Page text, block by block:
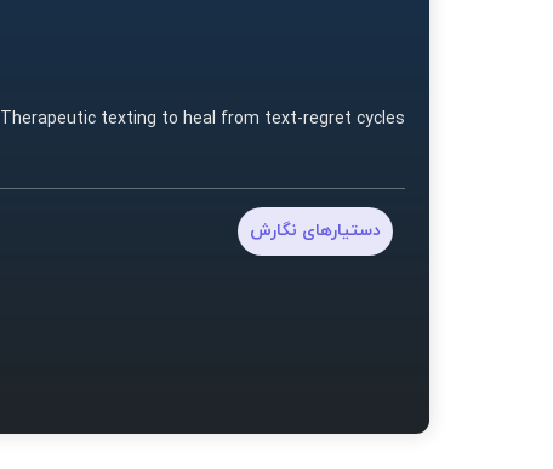
Therapeutic texting to heal from text-regret cycles
دستیارهای نگارش